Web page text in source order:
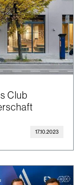
Club
17.10.2023